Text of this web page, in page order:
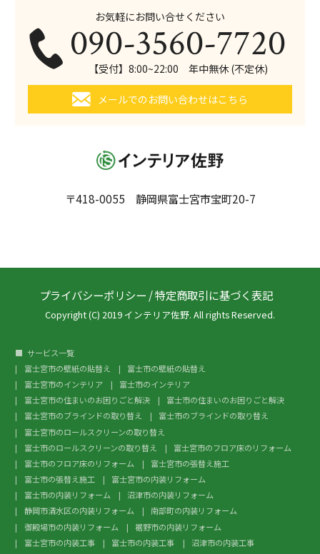
お気軽にお問い合せください
090-3560-7720
【受付】8:00~22:00 年中無休 (不定休)
メールでのお問い合わせはこちら
〒418-0055 静岡県富士宮市宝町20-7
プライバシーポリシー /特定商取引に基づく表記
Copyright (C) 2019 インテリア佐野. All rights Reserved.
サービス一覧
富士宮市の壁紙の貼替え
富士市の壁紙の貼替え
富士宮市のインテリア
富士市のインテリア
富士宮市の住まいのお困りごと解決
富士市の住まいのお困りごと解決
富士宮市のブラインドの取り替え
富士市のブラインドの取り替え
富士宮市のロールスクリーンの取り替え
富士市のロールスクリーンの取り替え
富士宮市のフロア床のリフォーム
富士市のフロア床のリフォーム
富士宮市の張替え施工
富士市の張替え施工
富士宮市の内装リフォーム
富士市の内装リフォーム
沼津市の内装リフォーム
静岡市清水区の内装リフォーム
南部町の内装リフォーム
御殿場市の内装リフォーム
裾野市の内装リフォーム
富士宮市の内装工事
富士市の内装工事
沼津市の内装工事